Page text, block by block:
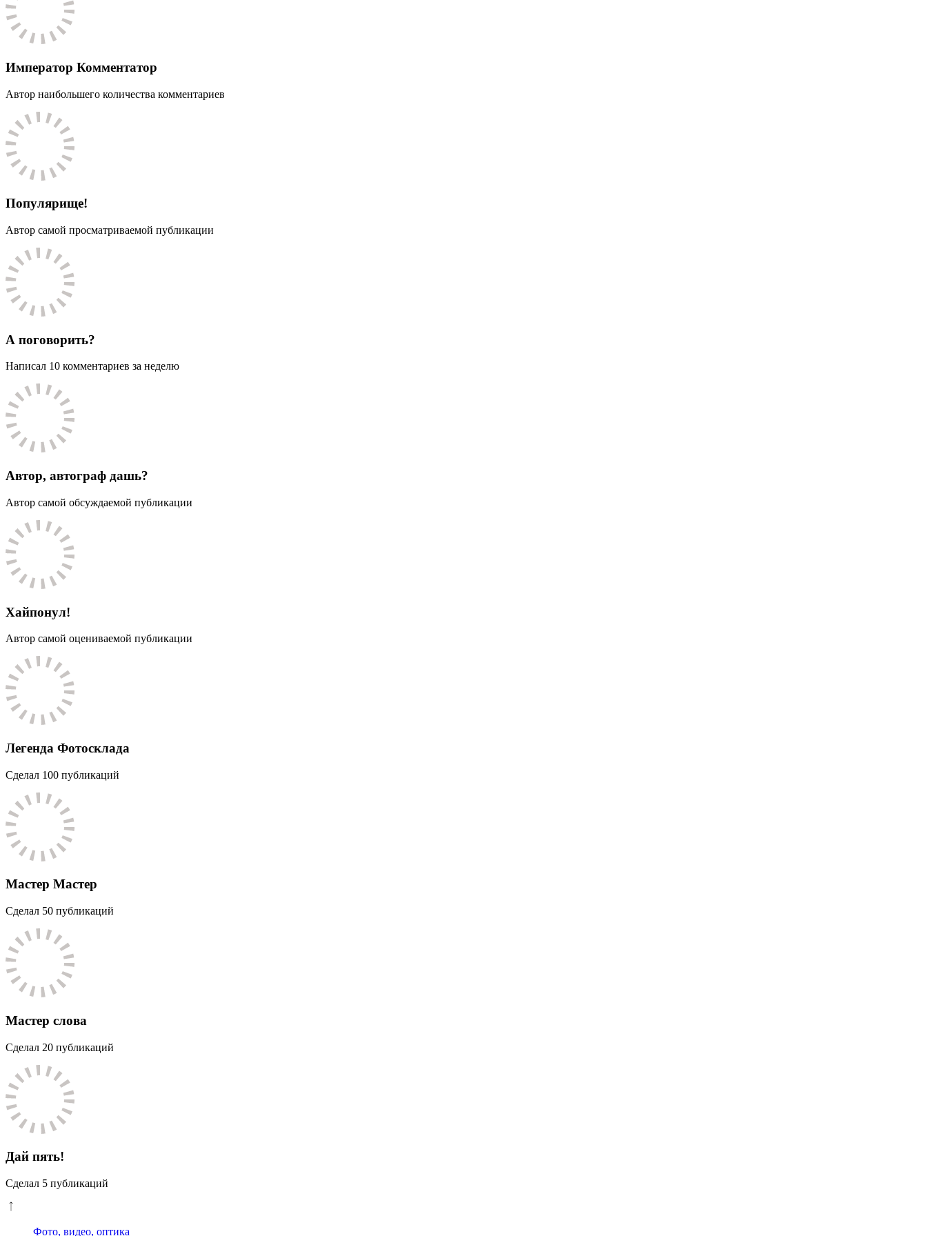
Император Комментатор
Автор наибольшего количества комментариев
Популярище!
Автор самой просматриваемой публикации
А поговорить?
Написал 10 комментариев за неделю
Автор, автограф дашь?
Автор самой обсуждаемой публикации
Хайпонул!
Автор самой оцениваемой публикации
Легенда Фотосклада
Сделал 100 публикаций
Мастер Мастер
Сделал 50 публикаций
Мастер слова
Сделал 20 публикаций
Дай пять!
Сделал 5 публикаций
Фото, видео, оптика